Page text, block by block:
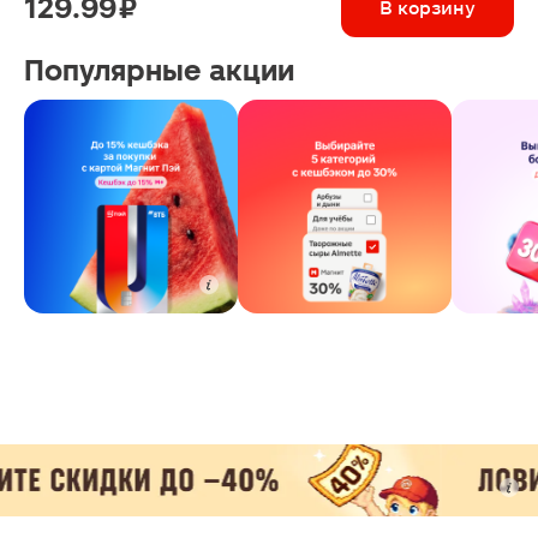
129.99 ₽ В корзину
Популярные акции